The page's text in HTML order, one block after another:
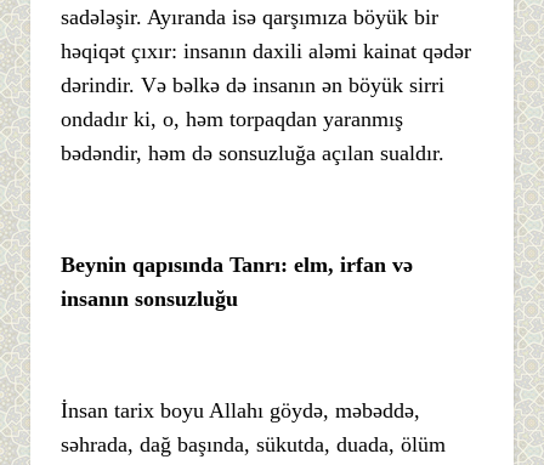
sadələşir. Ayıranda isə qarşımıza böyük bir
həqiqət çıxır: insanın daxili aləmi kainat qədər
dərindir. Və bəlkə də insanın ən böyük sirri
ondadır ki, o, həm torpaqdan yaranmış
bədəndir, həm də sonsuzluğa açılan sualdır.
Beynin qapısında Tanrı: elm, irfan və
insanın sonsuzluğu
İnsan tarix boyu Allahı göydə, məbəddə,
səhrada, dağ başında, sükutda, duada, ölüm